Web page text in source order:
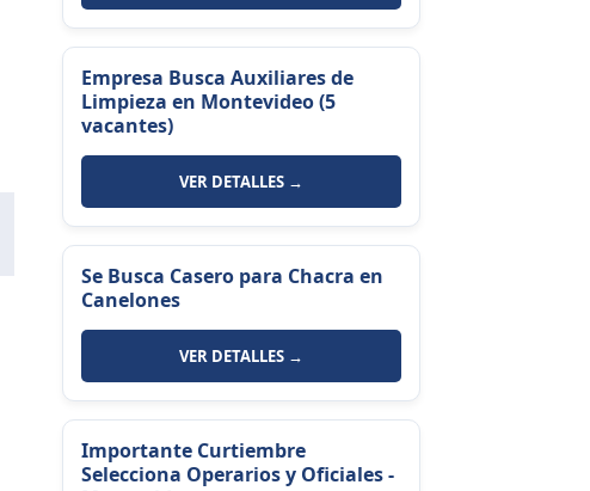
Empresa Busca Auxiliares de
Limpieza en Montevideo (5
vacantes)
VER DETALLES →
Se Busca Casero para Chacra en
Canelones
VER DETALLES →
Importante Curtiembre
Selecciona Operarios y Oficiales -